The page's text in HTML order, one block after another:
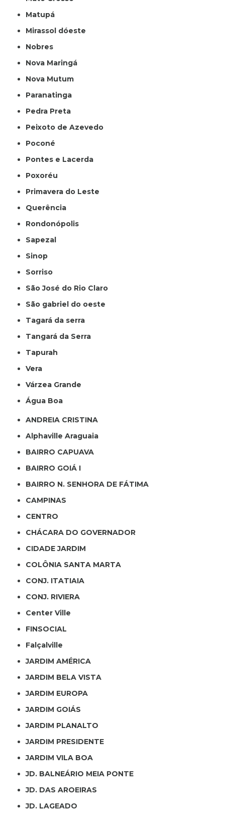
Matupá
Mirassol dóeste
Nobres
Nova Maringá
Nova Mutum
Paranatinga
Pedra Preta
Peixoto de Azevedo
Poconé
Pontes e Lacerda
Poxoréu
Primavera do Leste
Querência
Rondonópolis
Sapezal
Sinop
Sorriso
São José do Rio Claro
São gabriel do oeste
Tagará da serra
Tangará da Serra
Tapurah
Vera
Várzea Grande
Água Boa
ANDREIA CRISTINA
Alphaville Araguaia
BAIRRO CAPUAVA
BAIRRO GOIÁ I
BAIRRO N. SENHORA DE FÁTIMA
CAMPINAS
CENTRO
CHÁCARA DO GOVERNADOR
CIDADE JARDIM
COLÔNIA SANTA MARTA
CONJ. ITATIAIA
CONJ. RIVIERA
Center Ville
FINSOCIAL
Falçalville
JARDIM AMÉRICA
JARDIM BELA VISTA
JARDIM EUROPA
JARDIM GOIÁS
JARDIM PLANALTO
JARDIM PRESIDENTE
JARDIM VILA BOA
JD. BALNEÁRIO MEIA PONTE
JD. DAS AROEIRAS
JD. LAGEADO